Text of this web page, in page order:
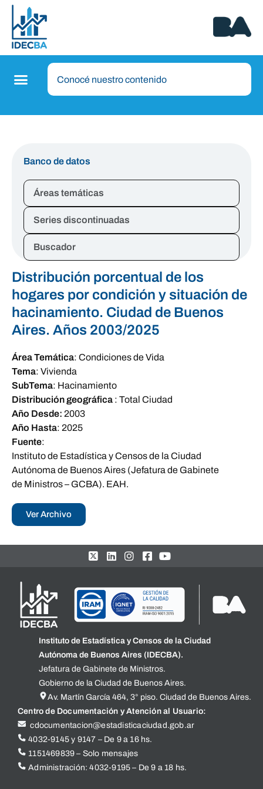
Banco de datos
Áreas temáticas
Series discontinuadas
Buscador
Distribución porcentual de los
hogares por condición y situación de
hacinamiento. Ciudad de Buenos
Aires. Años 2003/2025
Área Temática: Condiciones de Vida
Tema: Vivienda
SubTema: Hacinamiento
Distribución geográfica : Total Ciudad
Año Desde: 2003
Año Hasta: 2025
Fuente:
Instituto de Estadística y Censos de la Ciudad
Autónoma de Buenos Aires (Jefatura de Gabinete
de Ministros – GCBA). EAH.
Ver Archivo
Instituto de Estadística y Censos de la Ciudad
Autónoma de Buenos Aires (IDECBA).
Jefatura de Gabinete de Ministros.
Gobierno de la Ciudad de Buenos Aires.
Av. Martín García 464, 3° piso. Ciudad de Buenos Aires.
Centro de Documentación y Atención al Usuario:
cdocumentacion@estadisticaciudad.gob.ar
4032-9145 y 9147 – De 9 a 16 hs.
1151469839 – Solo mensajes
Administración: 4032-9195 – De 9 a 18 hs.